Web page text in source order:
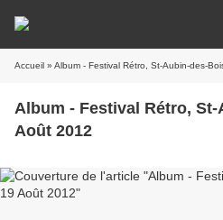
Accueil » Album - Festival Rétro, St-Aubin-des-
Album - Festival Rétro,
Août 2012